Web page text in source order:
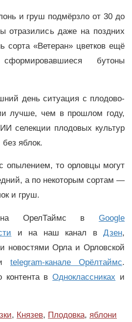
и груш подмёрзло от 30 до
отразились даже на поздних
сорта «Ветеран» цветков ещё
бутоны
день ситуация с плодово-
лучше, чем в прошлом году,
селекции плодовых культур
без яблок.
опылением, то орловцы могут
а по некоторым сортам —
и груш.
на ОрелТаймс в Google
и на наш канал вДзен,
новостями Орла и Орловской
telegram-канале Орёлтаймс.
контента вОдноклассниках и
, Князев, Плодовка, яблони